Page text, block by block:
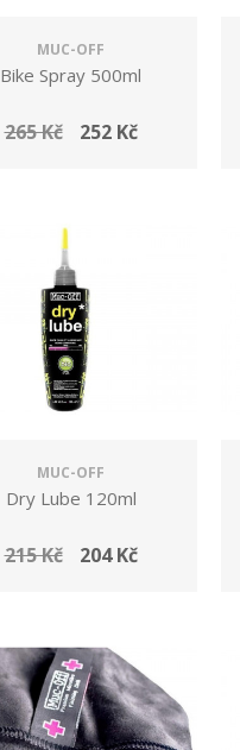
MUC-OFF
Bike Spray 500ml
265 Kč 252 Kč
MUC-OFF
Dry Lube 120ml
215 Kč 204 Kč